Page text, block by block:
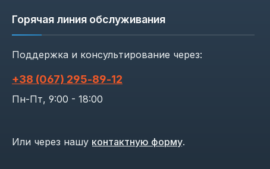
Горячая линия обслуживания
Поддержка и консультирование через:
+38 (067) 295‑89‑12
Пн-Пт, 9:00 - 18:00
Или через нашу контактную форму.